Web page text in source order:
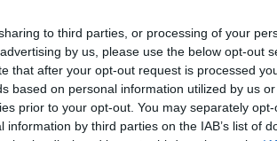
to third parties, or processing of your
by us, please use the below opt-out
that after your opt-out request is processed
based on personal information utilized by us
prior to your opt-out. You may separately
by third parties on the IAB’s list of
από κορυφαίους
Ψηφιακής
Αεροδιαστημικής